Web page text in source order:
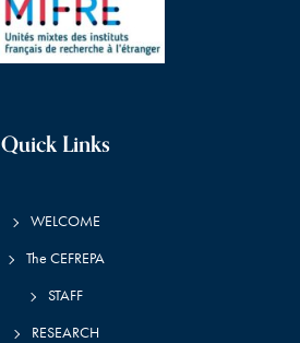
Quick Links
WELCOME
The CEFREPA
STAFF
RESEARCH